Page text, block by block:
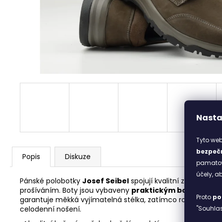
Tyto
účely,
Proto
Popis Diskuze
Pánské polobotky Josef Seibel spojují kvalitní
prošíváním. Boty jsou vybaveny praktickým bočním
garantuje měkká vyjímatelná stélka, zatímco robustní
celodenní nošení.
1 498 Kč